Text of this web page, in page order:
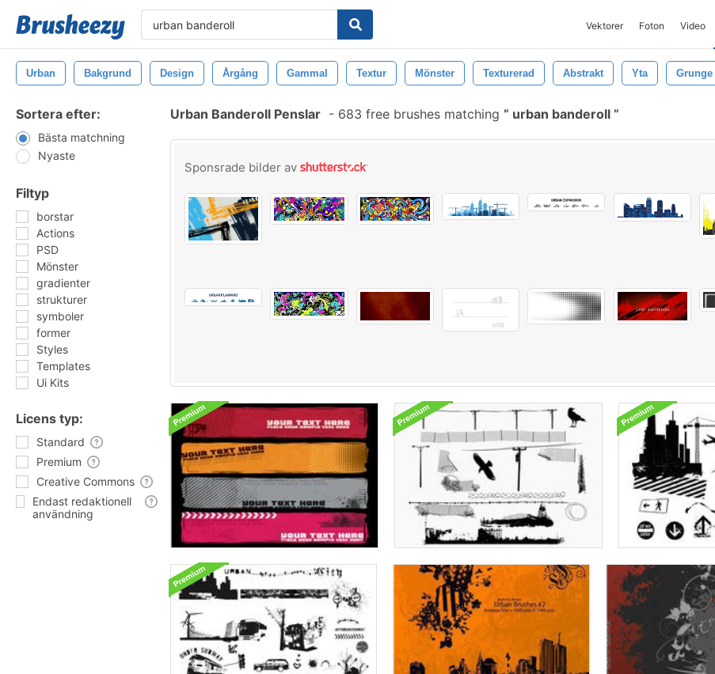
Vektorer Foton Video
Urban Bakgrund Design Årgång Gammal Textur Mönster Texturerad Abstrakt Yta Grunge
Sortera efter:
Bästa matchning
Nyaste
Filtyp
borstar
Actions
PSD
Mönster
gradienter
strukturer
symboler
former
Styles
Templates
Ui Kits
Licens typ:
Standard
Premium
Creative Commons
Endast redaktionell
användning
Urban Banderoll Penslar - 683 free brushes matching urban banderoll
Sponsrade bilder av